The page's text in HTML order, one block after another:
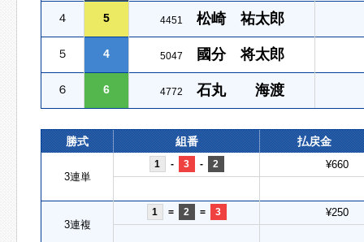
４ 5 4451 松崎 祐太郎
５ 4 5047 國分 将太郎
６ 6 4772 石丸 海渡
勝式 組番 払戻金
3連単
1 - 3 - 2 ¥660
3連複
1 = 2 = 3 ¥250